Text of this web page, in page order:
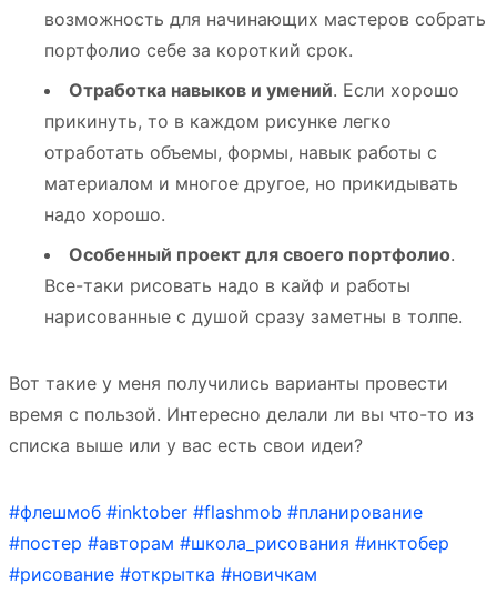
возможность для начинающих мастеров собрать
портфолио себе за короткий срок.
Отработка навыков и умений. Если хорошо
прикинуть, то в каждом рисунке легко
отработать объемы, формы, навык работы с
материалом и многое другое, но прикидывать
надо хорошо.
Особенный проект для своего портфолио.
Все-таки рисовать надо в кайф и работы
нарисованные с душой сразу заметны в толпе.
Вот такие у меня получились варианты провести
время с пользой. Интересно делали ли вы что-то из
списка выше или у вас есть свои идеи?
#флешмоб #inktober #flashmob #планирование
#постер #авторам #школа_рисования #инктобер
#рисование #открытка #новичкам